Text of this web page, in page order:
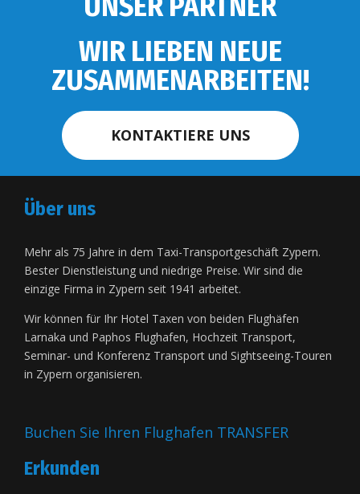
WIR LIEBEN NEUE
ZUSAMMENARBEITEN!
KONTAKTIERE UNS
Über uns
Mehr als 75 Jahre in dem Taxi-Transportgeschäft Zypern.
Bester Dienstleistung und niedrige Preise. Wir sind die
einzige Firma in Zypern seit 1941 arbeitet.
Wir können für Ihr Hotel Taxen von beiden Flughäfen
Larnaka und Paphos Flughafen, Hochzeit Transport,
Seminar- und Konferenz Transport und Sightseeing-Touren
in Zypern organisieren.
Buchen Sie Ihren Flughafen TRANSFER
Erkunden